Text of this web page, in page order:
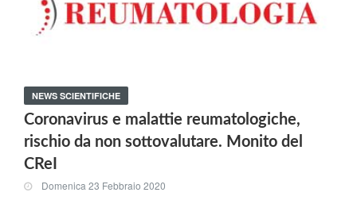
NEWS SCIENTIFICHE
Coronavirus e malattie reumatologiche,
rischio da non sottovalutare. Monito del
CReI
Domenica 23 Febbraio 2020